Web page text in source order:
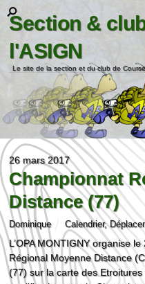
Section &
l'ASIGN
Le site de la section et du club de
26 mars 2017
Championnat
Distance (77)
Dominique Calendrier,
L’OPA MONTIGNY organise
Régional Moyenne Distance
(77) sur la carte des